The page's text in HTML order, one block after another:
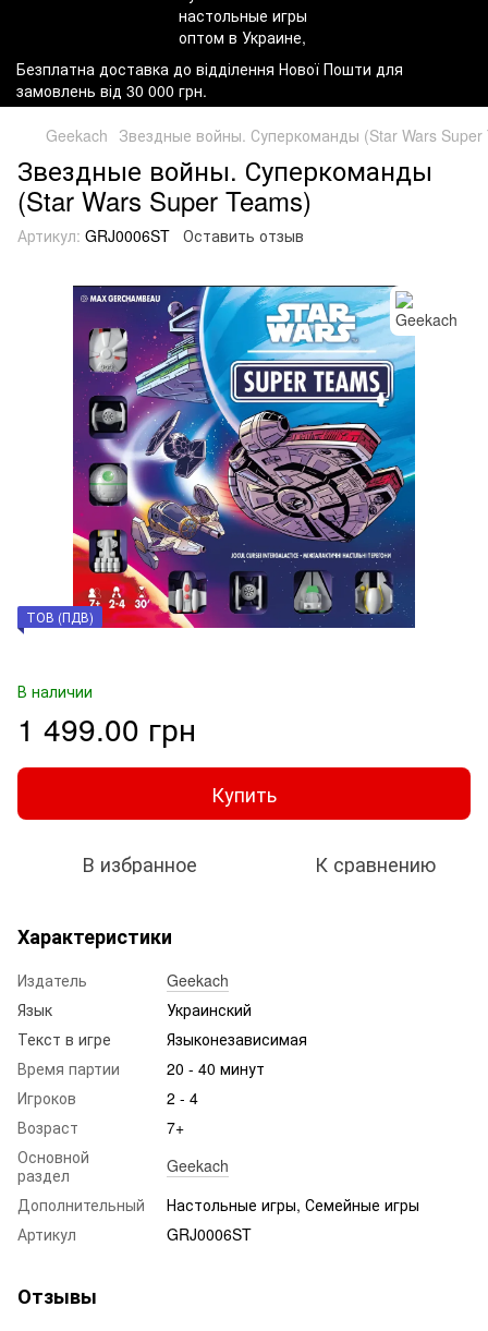
Безплатна доставка до відділення Нової Пошти для
замовлень від 30 000 грн.
Geekach Звездные войны. Суперкоманды (Star Wars Super
Звездные войны. Суперкоманды
(Star Wars Super Teams)
Артикул: GRJ0006ST Оставить отзыв
ТОВ (ПДВ)
В наличии
1 499.00 грн
Купить
В избранное К сравнению
Характеристики
Издатель
Geekach
Язык
Украинский
Текст в игре
Языконезависимая
Время партии
20 - 40 минут
Игроков
2 - 4
Возраст
7+
Основной
раздел
Geekach
Дополнительный
Настольные игры, Семейные игры
Артикул
GRJ0006ST
Отзывы